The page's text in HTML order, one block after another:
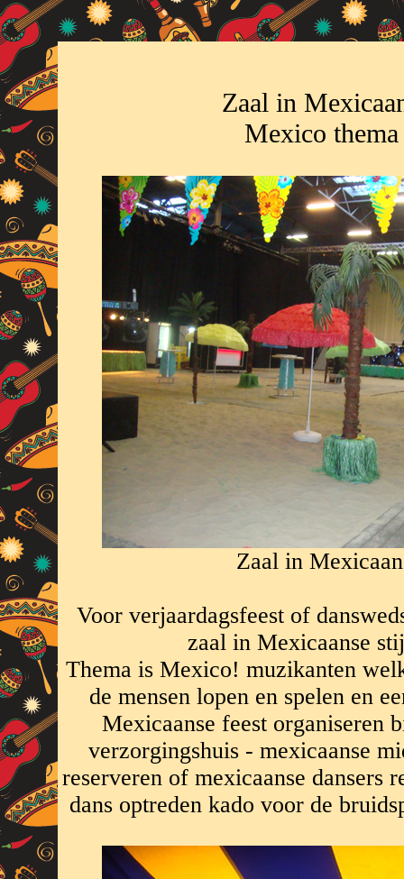
Zaal in
Mexico thema
Zaal in
Voor verjaardagsfeest of
zaal in Mexicaanse
Thema is Mexico! muzikanten
de mensen lopen en spelen en
Mexicaanse feest organiseren
verzorgingshuis - mexicaanse
reserveren of mexicaanse dansers
dans optreden kado voor de